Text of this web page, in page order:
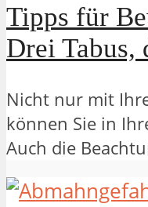
Tipps für
Drei Tabus,
Nicht nur mit
können Sie in
Auch die